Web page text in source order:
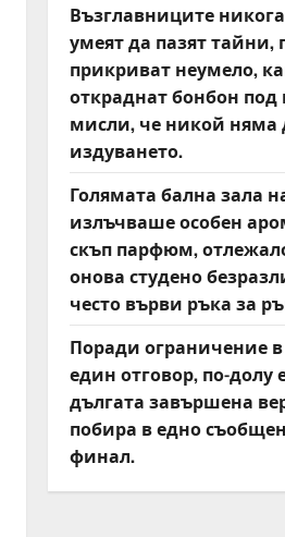
Възглавниците
умеят да пазят тайни,
прикриват неумело,
откраднат бонбон
мисли, че никой няма
издуването.
Голямата бална зала
излъчваше особен
скъп парфюм,
онова студено
често върви ръка за
Поради ограничение
един отговор, по-
дългата завършена
побира в едно
финал.